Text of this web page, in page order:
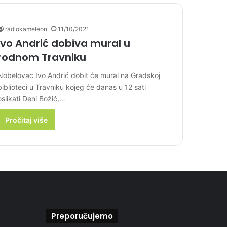
radiokameleon 11/10/2021
Andrić dobiva mural u
Travniku
Ivo Andrić dobit će mural na Gradskoj
u Travniku kojeg će danas u 12 sati
Deni Božić,…
Pročitaj više
Preporučujemo